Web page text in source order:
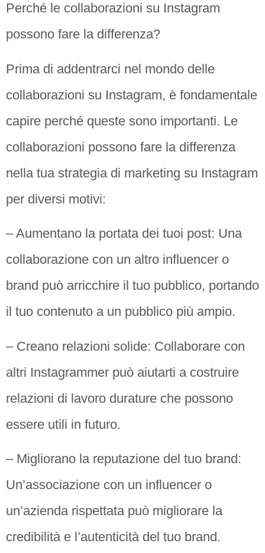
Perché le collaborazioni su Instagram
possono fare la differenza?
Prima di addentrarci nel mondo delle
collaborazioni su Instagram, è fondamentale
capire perché queste sono importanti. Le
collaborazioni possono fare la differenza
nella tua strategia di marketing su Instagram
per diversi motivi:
– Aumentano la portata dei tuoi post: Una
collaborazione con un altro influencer o
brand può arricchire il tuo pubblico, portando
il tuo contenuto a un pubblico più ampio.
– Creano relazioni solide: Collaborare con
altri Instagrammer può aiutarti a costruire
relazioni di lavoro durature che possono
essere utili in futuro.
– Migliorano la reputazione del tuo brand:
Un’associazione con un influencer o
un’azienda rispettata può migliorare la
credibilità e l’autenticità del tuo brand.